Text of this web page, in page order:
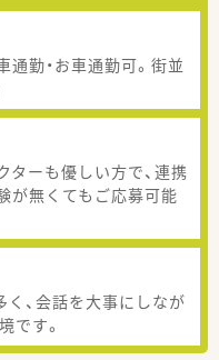
勤・お車通勤可。街並
ターも優しい方で、連携
が無くてもご応募可能
、会話を大事にしなが
です。